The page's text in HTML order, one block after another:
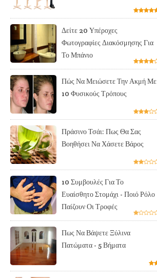
Δείτε 20 Υπέροχες
Φωτογραφίες Διακόσμησης Για
Το Μπάνιο
Πώς Να Μειώσετε Την Ακμή Με
10 Φυσικούς Τρόπους
Πράσινο Τσάι: Πως Θα Σας
Βοηθήσει Να Χάσετε Βάρος
10 Συμβουλές Για Το
Ευαίσθητο Στομάχι - Ποιό Ρόλο
Παίζουν Οι Τροφές
Πως Να Βάψετε Ξύλινα
Πατώματα - 5 Βήματα